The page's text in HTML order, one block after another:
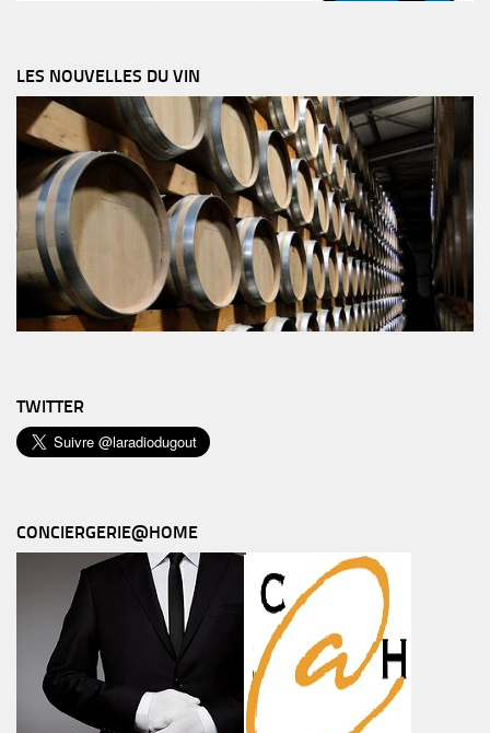
LES NOUVELLES DU VIN
TWITTER
CONCIERGERIE@HOME